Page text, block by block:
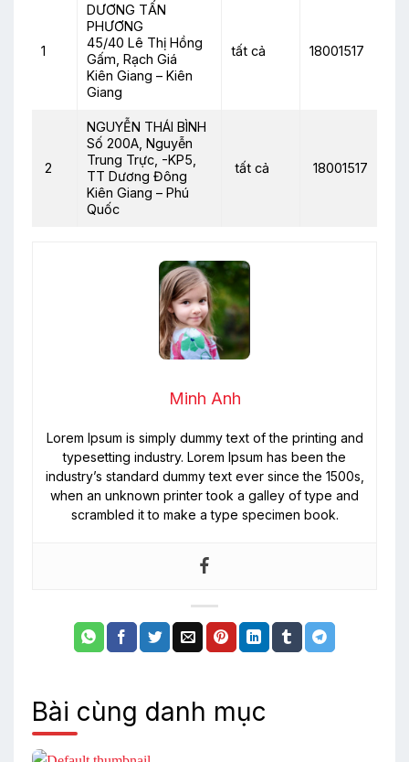
1
DƯƠNG TẤN
PHƯƠNG
45/40 Lê Thị Hồng
Gấm, Rạch Giá
Kiên Giang – Kiên
Giang
tất cả 18001517
2
NGUYỄN THÁI BÌNH
Số 200A, Nguyễn
Trung Trực, -KP5,
TT Dương Đông
Kiên Giang – Phú
Quốc
tất cả 18001517
Minh Anh
Lorem Ipsum is simply dummy text of the printing and
typesetting industry. Lorem Ipsum has been the
industry’s standard dummy text ever since the 1500s,
when an unknown printer took a galley of type and
scrambled it to make a type specimen book.
Bài cùng danh mục